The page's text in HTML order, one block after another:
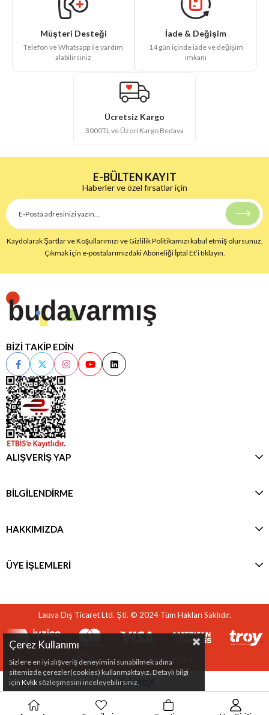
Müşteri Desteği
Telefon ve Whatsapp ile yardım
alabilirsiniz
İade & Değişim
14 gün içinde iade ve değişim
imkanı
Ücretsiz Kargo
3000TL ve Üzeri Kargo Bedava
E-BÜLTEN KAYIT
Haberler ve özel fırsatlar için
Kaydolarak Şartlar ve Koşullarımızı ve Gizlilik Politikamızı kabul etmiş olursunuz.
Çıkmak için e-postalarımızdaki Aboneliği İptal Et’i tıklayın.
BİZİ TAKİP EDİN
ALIŞVERİŞ YAP
BİLGİLENDİRME
HAKKIMIZDA
ÜYE İŞLEMLERİ
Lauva Dış Ticaret Ltd. Şti. © 2024 Tüm Hakları Saklıdır.
Pazartesi-Cuma08:30-17:30
Çerez Kullanımı
Sizlere en iyi alışveriş deneyimini sunabilmek adına
sitemizde çerezler(cookies) kullanmaktayız. Detaylı bilgi
için Kvkk sözleşmesini inceleyebilirsiniz.